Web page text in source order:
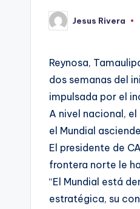
Publicado
por
Jesus Rivera
Reynosa,
dos semanas del
impulsada por el
A nivel nacional,
el Mundial
El presidente de
frontera norte le
“El Mundial está
estratégica, su